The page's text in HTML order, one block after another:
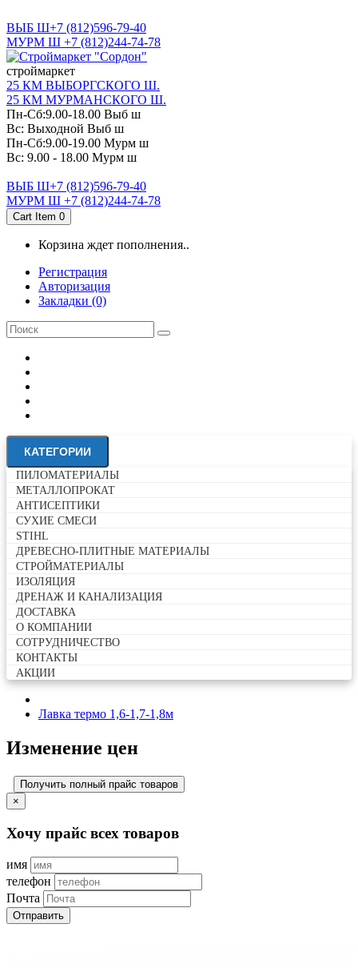
ВЫБ Ш+7 (812)596-79-40
МУРМ Ш +7 (812)244-74-78
cтроймаркет
25 КМ ВЫБОРГСКОГО Ш.
25 КМ МУРМАНСКОГО Ш.
Пн-Сб:9.00-18.00 Выб ш
Вс: Выходной Выб ш
Пн-Сб:9.00-19.00 Мурм ш
Вс: 9.00 - 18.00 Мурм ш
ВЫБ Ш+7 (812)596-79-40
МУРМ Ш +7 (812)244-74-78
Cart Item 0
Корзина ждет пополнения..
Регистрация
Авторизация
Закладки (0)
КАТЕГОРИИ
ПИЛОМАТЕРИАЛЫ
МЕТАЛЛОПРОКАТ
АНТИСЕПТИКИ
СУХИЕ СМЕСИ
STIHL
ДРЕВЕСНО-ПЛИТНЫЕ МАТЕРИАЛЫ
СТРОЙМАТЕРИАЛЫ
ИЗОЛЯЦИЯ
ДРЕНАЖ И КАНАЛИЗАЦИЯ
ДОСТАВКА
О КОМПАНИИ
CОТРУДНИЧЕСТВО
КОНТАКТЫ
АКЦИИ
Лавка термо 1,6-1,7-1,8м
Изменение цен
Получить полный прайс товаров
×
Хочу прайс всех товаров
имя
телефон
Почта
Отправить